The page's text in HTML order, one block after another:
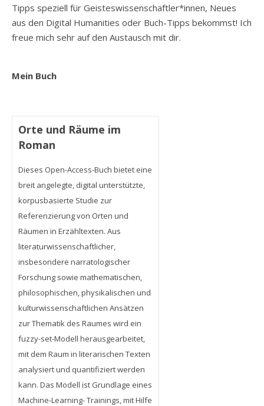
Tipps speziell für Geisteswissenschaftler*innen, Neues
aus den Digital Humanities oder Buch-Tipps bekommst! Ich
freue mich sehr auf den Austausch mit dir.
Mein Buch
Orte und Räume im
Roman
Dieses Open-Access-Buch bietet eine
breit angelegte, digital unterstützte,
korpusbasierte Studie zur
Referenzierung von Orten und
Räumen in Erzähltexten. Aus
literaturwissenschaftlicher,
insbesondere narratologischer
Forschung sowie mathematischen,
philosophischen, physikalischen und
kulturwissenschaftlichen Ansätzen
zur Thematik des Raumes wird ein
fuzzy-set-Modell herausgearbeitet,
mit dem Raum in literarischen Texten
analysiert und quantifiziert werden
kann. Das Modell ist Grundlage eines
Machine-Learning- Trainings, mit Hilfe